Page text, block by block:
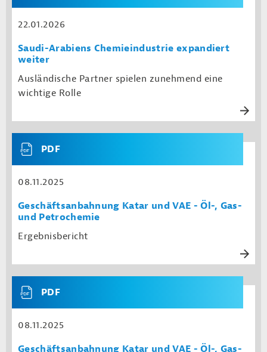
22.01.2026
Saudi-Arabiens Chemieindustrie expandiert
weiter
Ausländische Partner spielen zunehmend eine
wichtige Rolle
PDF
08.11.2025
Geschäftsanbahnung Katar und VAE - Öl-, Gas-
und Petrochemie
Ergebnisbericht
PDF
08.11.2025
Geschäftsanbahnung Katar und VAE - Öl-, Gas-